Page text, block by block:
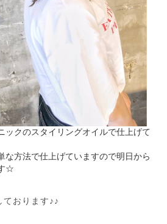
ックのスタイリングオイルで仕上げて
な方法で仕上げていますので明日から
☆
ております♪♪